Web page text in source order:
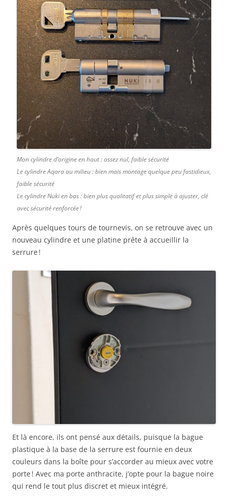
Mon cylindre d’origine en haut : assez nul, faible sécurité
Le cylindre Aqara au milieu : bien mais montage quelque peu fastidieux,
faible sécurité
Le cylindre Nuki en bas : bien plus qualitatif et plus simple à ajuster, clé
avec sécurité renforcée !
Après quelques tours de tournevis, on se retrouve avec un
nouveau cylindre et une platine prête à accueillir la
serrure !
Et là encore, ils ont pensé aux détails, puisque la bague
plastique à la base de la serrure est fournie en deux
couleurs dans la boîte pour s’accorder au mieux avec votre
porte ! Avec ma porte anthracite, j’opte pour la bague noire
qui rend le tout plus discret et mieux intégré.